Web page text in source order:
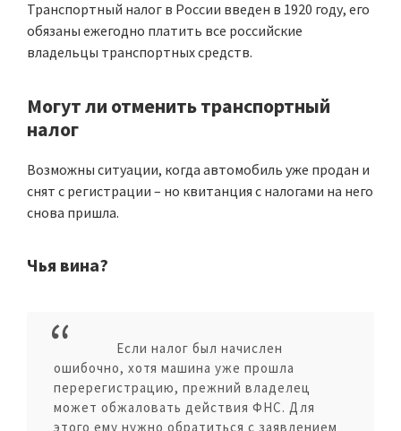
Транспортный налог в России введен в 1920 году, его
обязаны ежегодно платить все российские
владельцы транспортных средств.
Могут ли отменить транспортный
налог
Возможны ситуации, когда автомобиль уже продан и
снят с регистрации – но квитанция с налогами на него
снова пришла.
Чья вина?
Если налог был начислен
ошибочно, хотя машина уже прошла
перерегистрацию, прежний владелец
может обжаловать действия ФНС. Для
этого ему нужно обратиться с заявлением